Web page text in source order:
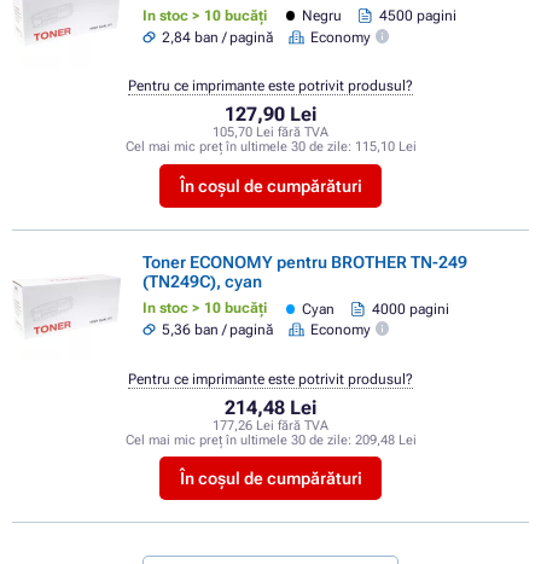
In stoc > 10 bucăți Negru
4500 pagini
2,84 ban / pagină
Economy
127,90 Lei
105,70 Lei fără TVA
Cel mai mic preț în ultimele 30 de zile: 115,10 Lei
În coșul de cumpărături
Pentru ce imprimante este potrivit produsul?
Toner ECONOMY pentru BROTHER TN-249
(TN249C), cyan
In stoc > 10 bucăți Cyan
4000 pagini
5,36 ban / pagină
Economy
214,48 Lei
177,26 Lei fără TVA
Cel mai mic preț în ultimele 30 de zile: 209,48 Lei
În coșul de cumpărături
Pentru ce imprimante este potrivit produsul?